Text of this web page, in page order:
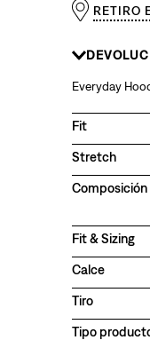
RETIRO
Everyday
Fit
Stretch
Composición
Fit & Sizing
Calce
Tiro
Tipo